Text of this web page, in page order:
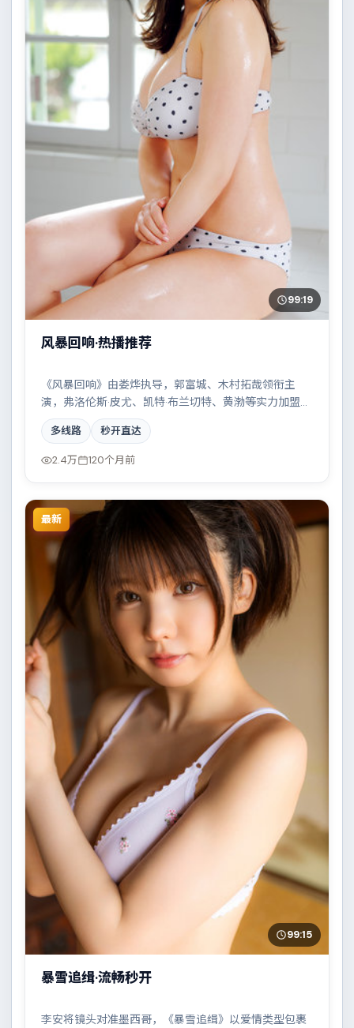
99:19
风暴回响·热播推荐
《风暴回响》由娄烨执导，郭富城、木村拓哉领衔主
演，弗洛伦斯·皮尤、凯特·布兰切特、黄渤等实力加盟，
是一部冷峻克制的犯罪作品。故事主要发生在意大利，
一场看似偶然的事故牵出陈年秘辛。影片在视听语言与
叙事节奏上均有突破，适合喜欢深度叙事的观众。
多线路 秒开直达
2.4万 120个月前
最新
99:15
暴雪追缉·流畅秒开
李安将镜头对准墨西哥，《暴雪追缉》以爱情类型包裹